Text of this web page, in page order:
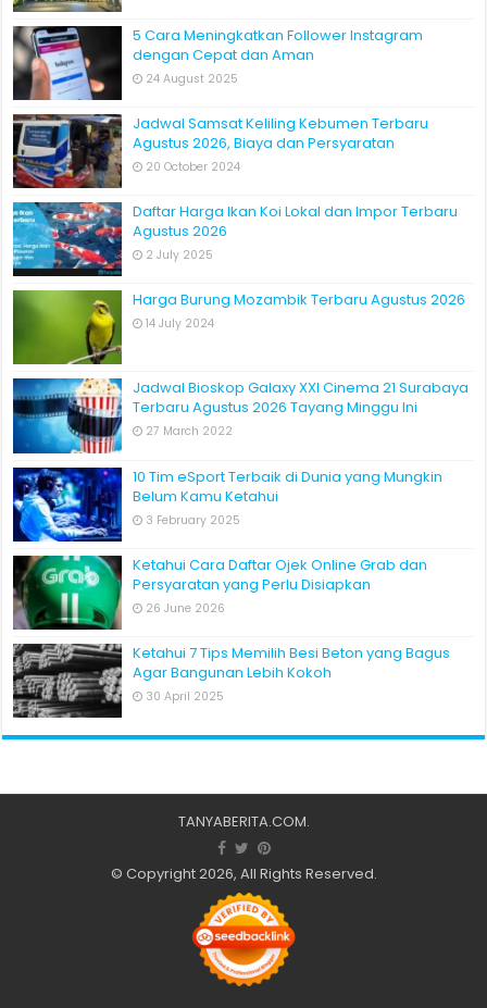
5 Cara Meningkatkan Follower Instagram
dengan Cepat dan Aman
24 August 2025
Jadwal Samsat Keliling Kebumen Terbaru
Agustus 2026, Biaya dan Persyaratan
20 October 2024
Daftar Harga Ikan Koi Lokal dan Impor Terbaru
Agustus 2026
2 July 2025
Harga Burung Mozambik Terbaru Agustus 2026
14 July 2024
Jadwal Bioskop Galaxy XXI Cinema 21 Surabaya
Terbaru Agustus 2026 Tayang Minggu Ini
27 March 2022
10 Tim eSport Terbaik di Dunia yang Mungkin
Belum Kamu Ketahui
3 February 2025
Ketahui Cara Daftar Ojek Online Grab dan
Persyaratan yang Perlu Disiapkan
26 June 2026
Ketahui 7 Tips Memilih Besi Beton yang Bagus
Agar Bangunan Lebih Kokoh
30 April 2025
TANYABERITA.COM.
© Copyright 2026, All Rights Reserved.